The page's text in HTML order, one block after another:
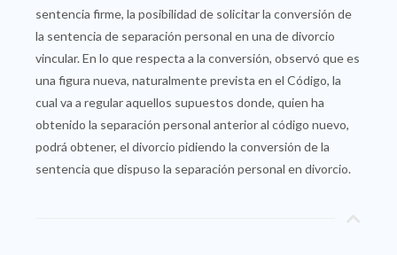
sentencia firme, la posibilidad de solicitar la conversión de
la sentencia de separación personal en una de divorcio
vincular. En lo que respecta a la conversión, observó que es
una figura nueva, naturalmente prevista en el Código, la
cual va a regular aquellos supuestos donde, quien ha
obtenido la separación personal anterior al código nuevo,
podrá obtener, el divorcio pidiendo la conversión de la
sentencia que dispuso la separación personal en divorcio.